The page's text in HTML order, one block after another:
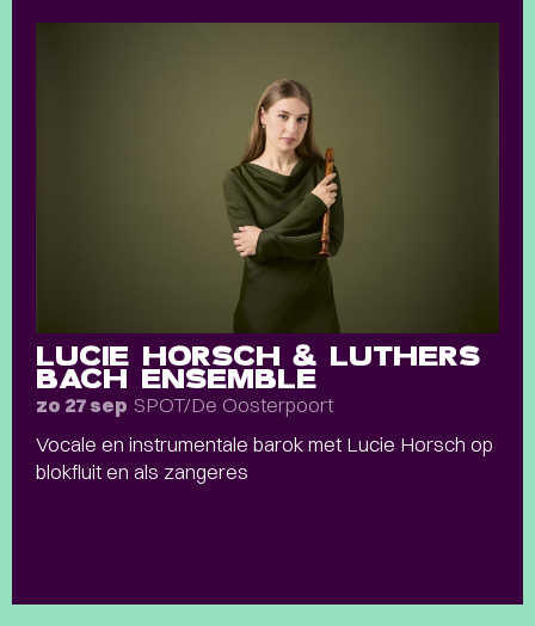
LUCIE HORSCH & LUTHERS
BACH ENSEMBLE
zo 27 sep SPOT/De Oosterpoort
Vocale en instrumentale barok met Lucie Horsch op
blokfluit en als zangeres